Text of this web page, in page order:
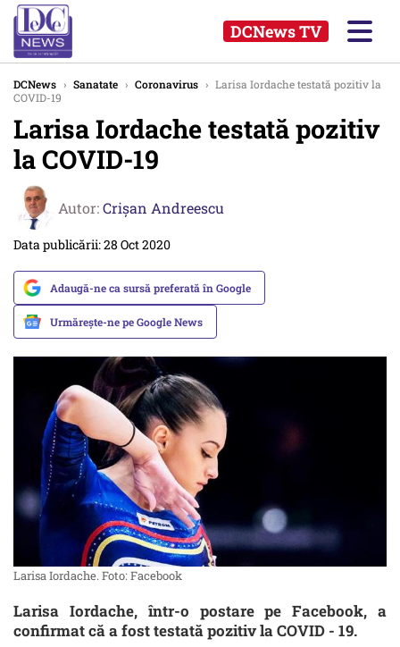
DCNews TV
DCNews › Sanatate › Coronavirus › Larisa Iordache testată pozitiv la
COVID-19
Larisa Iordache testată pozitiv
la COVID-19
Autor:Crişan Andreescu
Data publicării: 28 Oct 2020
Adaugă-ne ca sursă preferată în Google
Urmărește-ne pe Google News
Larisa Iordache. Foto: Facebook
Larisa Iordache, într-o postare pe Facebook, a
confirmat că a fost testată pozitiv la COVID - 19.